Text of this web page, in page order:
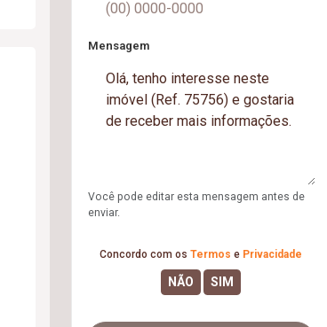
Mensagem
Você pode editar esta mensagem antes de
enviar.
Concordo com os Termos e Privacidade